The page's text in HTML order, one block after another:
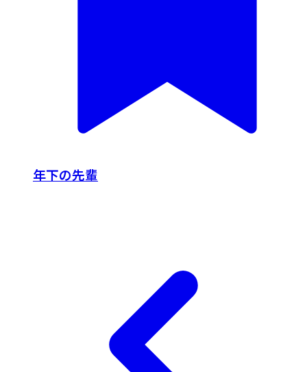
年下の先輩